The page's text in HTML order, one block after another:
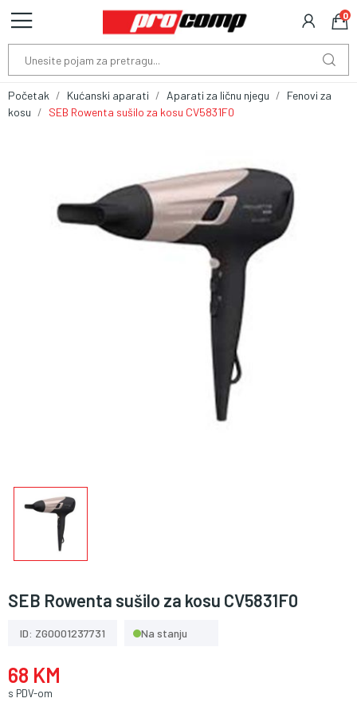
0
Početak Kućanski aparati Aparati za ličnu njegu
Fenovi za
kosu
SEB Rowenta sušilo za kosu CV5831F0
SEB Rowenta sušilo za kosu CV5831F0
ID: ZG0001237731 Na stanju
68 KM
s PDV-om